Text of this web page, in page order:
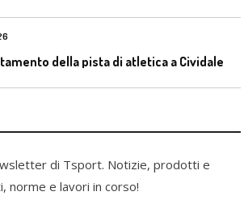
di Tsport. Notizie, prodotti e
norme e lavori in corso!